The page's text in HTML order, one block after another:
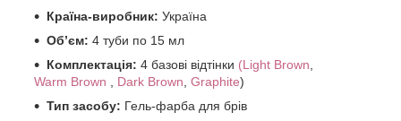
Країна-виробник: Україна
Об’єм: 4 туби по 15 мл
Комплектація: 4 базові відтінки (Light Brown
Warm Brown Dark Brown Graphite)
Тип засобу: Гель-фарба для брів